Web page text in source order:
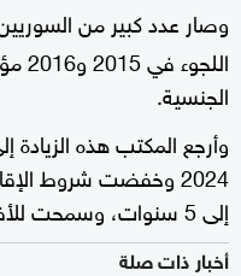
وصار ‌عدد كبير ‌من
الجنسية.
وأرجع المكتب هذه الزيادة
إلى 5 سنوات، وسمحت للأفراد بحمل جنسية مزدوجة.
أخبار ذات صلة